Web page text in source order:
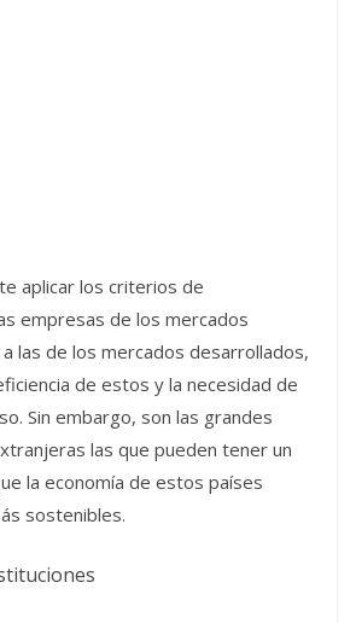
aplicar los criterios de
empresas de los mercados
las de los mercados desarrollados,
de estos y la necesidad de
Sin embargo, son las grandes
las que pueden tener un
la economía de estos países
sostenibles.